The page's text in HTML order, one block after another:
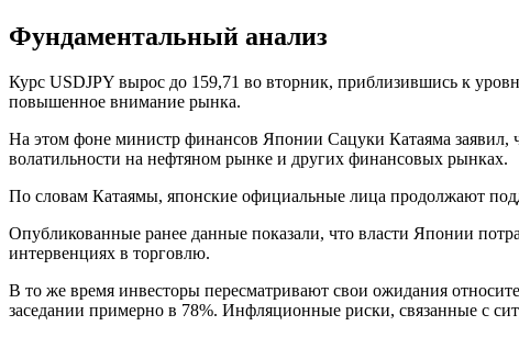
Фундаментальный анализ
Курс USDJPY вырос до 159,71 во вторник, приблизившись к
повышенное внимание рынка.
На этом фоне министр финансов Японии Сацуки Катаяма заявил,
волатильности на нефтяном рынке и других финансовых рынках.
По словам Катаямы, японские официальные лица продолжают
Опубликованные ранее данные показали, что власти Японии
интервенциях в торговлю.
В то же время инвесторы пересматривают свои ожидания
заседании примерно в 78%. Инфляционные риски, связанные с